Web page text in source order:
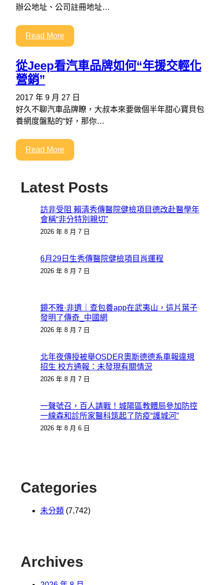
辦公地址、公司註冊地址…
Read More
從Jeep看汽車品牌如何“年援交輕化
營銷”
2017 年 9 月 27 日
好久不聊汽車品牌瞭，大叔本來要做個半年甜心寶貝包
養網度盤點的“好，那你…
Read More
Latest Posts
訪非受阻 賴清秀傳醫院健檢項目德改赴醫學年
會稱“非分特別親切”
2026 年 8 月 7 日
6月29日生秀傳醫院健檢項目肖運程
2026 年 8 月 7 日
鏡不雅·非遺｜查包養app在武夷山，這片葉子
發明了傳奇_中國網
2026 年 8 月 7 日
北年夜傳授被舉OSDER奧斯德德系車報違規
招生 校方通報：未發現有關情況
2026 年 8 月 7 日
一聲號召，百人請戰！城陽區教體局參加防控
一線森和診所家醫科筑起了防疫“護城河”
2026 年 8 月 6 日
Categories
未分類 (7,742)
Archives